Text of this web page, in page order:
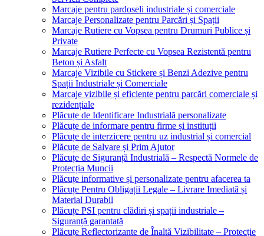
Marcaje pentru pardoseli industriale și comerciale
Marcaje Personalizate pentru Parcări și Spații
Marcaje Rutiere cu Vopsea pentru Drumuri Publice și
Private
Marcaje Rutiere Perfecte cu Vopsea Rezistentă pentru
Beton și Asfalt
Marcaje Vizibile cu Stickere și Benzi Adezive pentru
Spații Industriale și Comerciale
Marcaje vizibile și eficiente pentru parcări comerciale și
rezidențiale
Plăcuțe de Identificare Industrială personalizate
Plăcuțe de informare pentru firme și instituții
Plăcuțe de interzicere pentru uz industrial și comercial
Plăcuțe de Salvare și Prim Ajutor
Plăcuțe de Siguranță Industrială – Respectă Normele de
Protecția Muncii
Plăcuțe informative și personalizate pentru afacerea ta
Plăcuțe Pentru Obligații Legale – Livrare Imediată și
Material Durabil
Plăcuțe PSI pentru clădiri și spații industriale –
Siguranță garantată
Plăcuțe Reflectorizante de Înaltă Vizibilitate – Protecție